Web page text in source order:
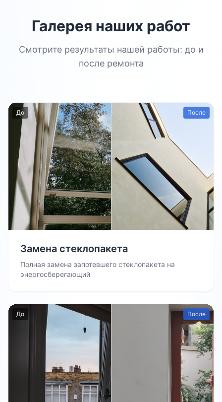
Галерея наших работ
Смотрите результаты нашей работы: до и
после ремонта
До После
Замена стеклопакета
Полная замена запотевшего стеклопакета на
энергосберегающий
До После